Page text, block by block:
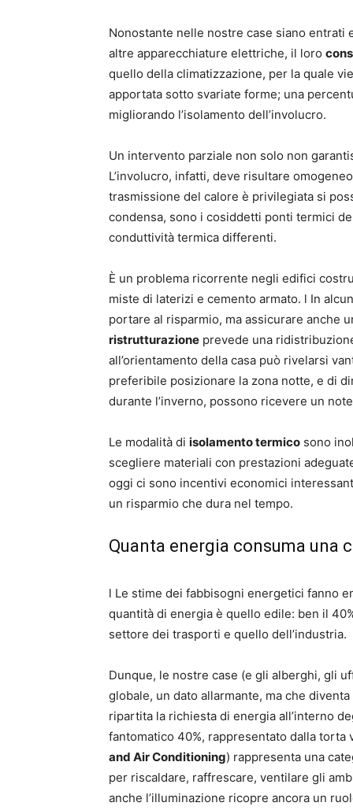
Nonostante nelle nostre case siano
altre apparecchiature elettriche, il loro
quello della climatizzazione, per la quale
apportata sotto svariate forme; una
migliorando l’isolamento dell’involucro.
Un intervento parziale non solo non
L’involucro, infatti, deve risultare
trasmissione del calore è privilegiata si
condensa, sono i cosiddetti ponti termici
conduttività termica differenti.
È un problema ricorrente negli edifici
miste di laterizi e cemento armato. l In
portare al risparmio, ma assicurare anche
ristrutturazione prevede una
all’orientamento della casa può rivelarsi
preferibile posizionare la zona notte, e di
durante l’inverno, possono ricevere un
Le modalità di isolamento termico sono
scegliere materiali con prestazioni
oggi ci sono incentivi economici
un risparmio che dura nel tempo.
Quanta energia consuma una
l Le stime dei fabbisogni energetici fanno
quantità di energia è quello edile: ben il
settore dei trasporti e quello dell’industria.
Dunque, le nostre case (e gli alberghi, gli
globale, un dato allarmante, ma che
ripartita la richiesta di energia all’interno
fantomatico 40%, rappresentato dalla torta
and Air Conditioning) rappresenta una
per riscaldare, raffrescare, ventilare gli
anche l’illuminazione ricopre ancora un